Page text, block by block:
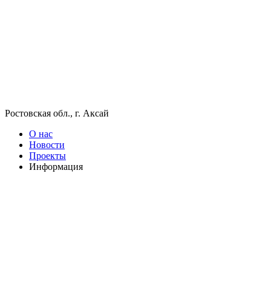
Ростовская обл., г. Аксай
О нас
Новости
Проекты
Информация